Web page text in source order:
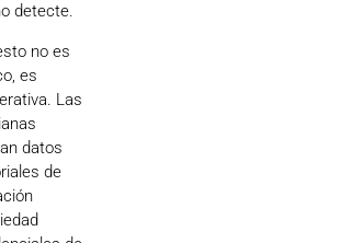
detecte.
no es
es
Las
datos
de